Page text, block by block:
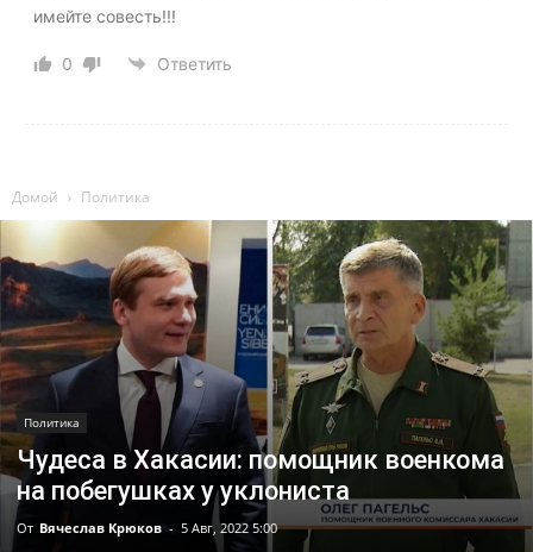
имейте совесть!!!
0 Ответить